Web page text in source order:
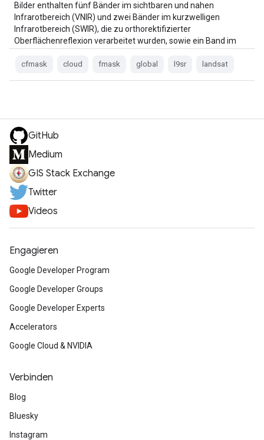
Bilder enthalten fünf Bänder im sichtbaren und nahen
Infrarotbereich (VNIR) und zwei Bänder im kurzwelligen
Infrarotbereich (SWIR), die zu orthorektifizierter
Oberflächenreflexion verarbeitet wurden, sowie ein Band im
cfmask cloud fmask global l9sr landsat
GitHub
Medium
GIS Stack Exchange
Twitter
Videos
Engagieren
Google Developer Program
Google Developer Groups
Google Developer Experts
Accelerators
Google Cloud & NVIDIA
Verbinden
Blog
Bluesky
Instagram